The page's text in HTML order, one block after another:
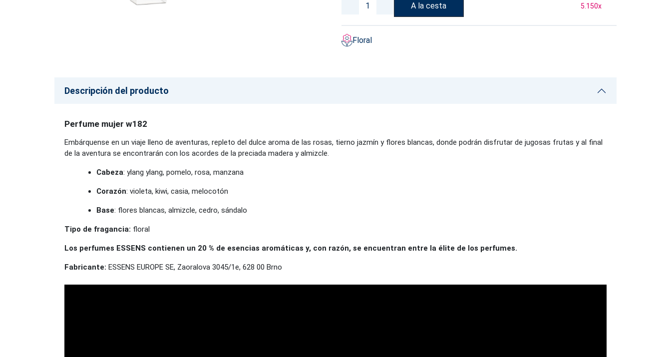
A la cesta 5.150x
Floral
Descripción del producto
Perfume mujer w182
Embárquense en un viaje lleno de aventuras, repleto del dulce aroma de las rosas, tierno jazmín y flores blancas, donde podrán disfrutar de jugosas frutas y al final
de la aventura se encontrarán con los acordes de la preciada madera y almizcle.
Cabeza: ylang ylang, pomelo, rosa, manzana
Corazón: violeta, kiwi, casia, melocotón
Base: flores blancas, almizcle, cedro, sándalo
Tipo de fragancia: floral
Los perfumes ESSENS contienen un 20 % de esencias aromáticas y, con razón, se encuentran entre la élite de los perfumes.
Fabricante: ESSENS EUROPE SE, Zaoralova 3045/1e, 628 00 Brno